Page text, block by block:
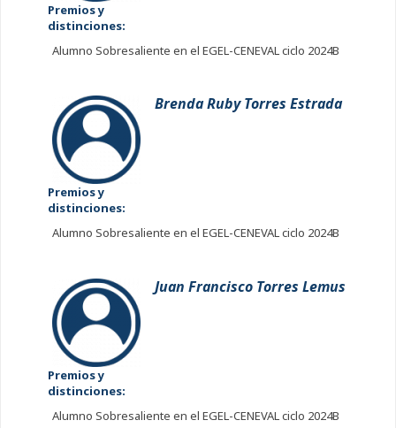
Premios y
distinciones:
Alumno Sobresaliente en el EGEL-CENEVAL ciclo 2024B
Brenda Ruby Torres Estrada
Premios y
distinciones:
Alumno Sobresaliente en el EGEL-CENEVAL ciclo 2024B
Juan Francisco Torres Lemus
Premios y
distinciones:
Alumno Sobresaliente en el EGEL-CENEVAL ciclo 2024B